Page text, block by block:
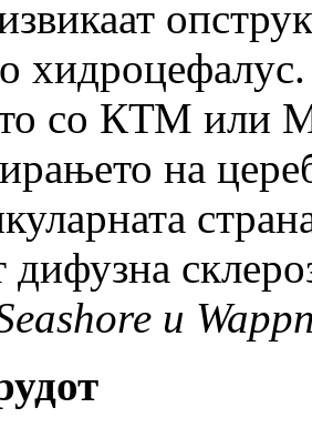
хидроцефалус.
со КТМ или
на
дифузна
и